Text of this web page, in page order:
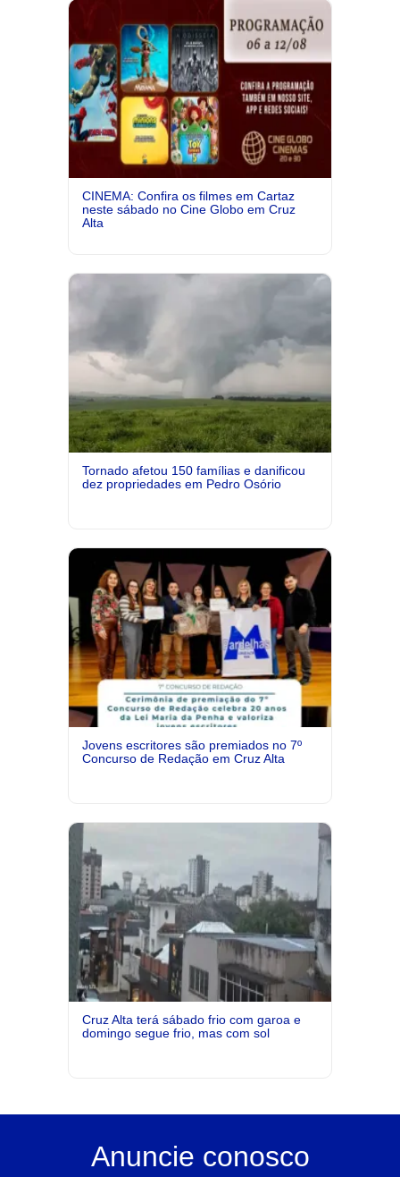
CINEMA: Confira os filmes em Cartaz
neste sábado no Cine Globo em Cruz
Alta
Tornado afetou 150 famílias e danificou
dez propriedades em Pedro Osório
Jovens escritores são premiados no 7º
Concurso de Redação em Cruz Alta
Cruz Alta terá sábado frio com garoa e
domingo segue frio, mas com sol
Anuncie conosco